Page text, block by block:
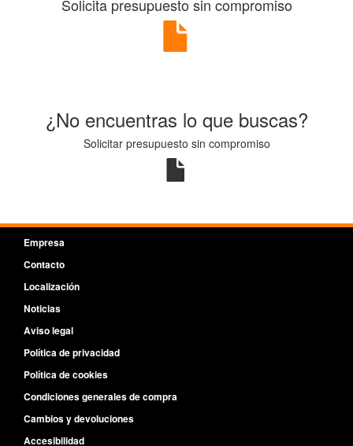
Solicita presupuesto sin compromiso
¿No encuentras lo que buscas?
Solicitar presupuesto sin compromiso
Empresa
Contacto
Localización
Noticias
Aviso legal
Política de privacidad
Política de cookies
Condiciones generales de compra
Cambios y devoluciones
Accesibilidad